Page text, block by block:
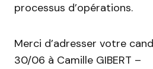
processus d’opérations.
Merci d’adresser votre
30/06 à Camille GIBERT –